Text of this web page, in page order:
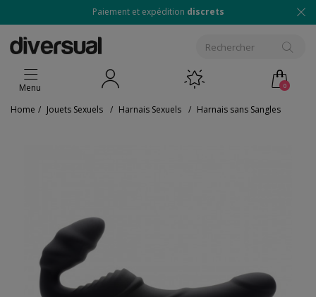
Paiement et expédition discrets
0
Menu
Home / Jouets Sexuels / Harnais Sexuels / Harnais sans Sangles